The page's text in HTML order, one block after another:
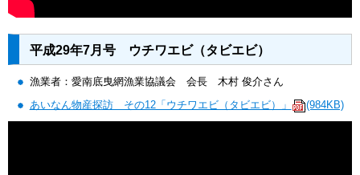
平成29年7月号 ウチワエビ（タビエビ）
漁業者：愛南底曳網漁業協議会 会長 木村 俊介さん
あいなん物産探訪 その12「ウチワエビ（タビエビ）」
(984KB)